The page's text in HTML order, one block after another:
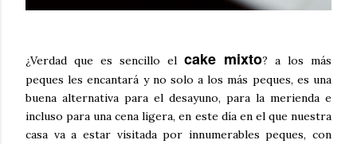
¿Verdad que es sencillo elcake mixto? a los más
peques les encantará y no solo a los más peques, es una
buena alternativa para el desayuno, para la merienda e
incluso para una cena ligera, en este día en el que nuestra
casa va a estar visitada por innumerables peques, con